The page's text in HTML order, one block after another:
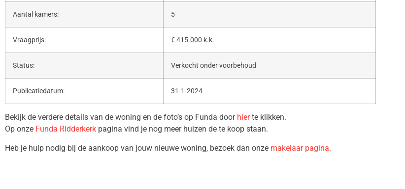
Aantal kamers: 5
Vraagprijs: € 415.000 k.k.
Status: Verkocht onder voorbehoud
Publicatiedatum: 31-1-2024
Bekijk de verdere details van de woning en de foto’s op Funda door hierte klikken.
Op onze Funda Ridderkerk pagina vind je nog meer huizen de te koop staan.
Heb je hulp nodig bij de aankoop van jouw nieuwe woning, bezoek dan onze makelaar pagina.